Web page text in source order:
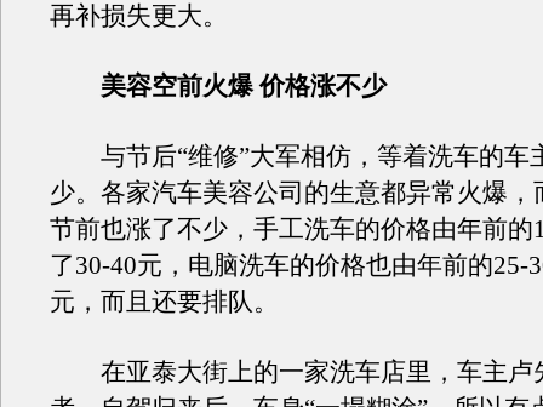
再补损失更大。
美容空前火爆 价格涨不少
与节后“维修”大军相仿，等着洗车的车
少。各家汽车美容公司的生意都异常火爆，
节前也涨了不少，手工洗车的价格由年前的
了30-40元，电脑洗车的价格也由年前的25-
元，而且还要排队。
在亚泰大街上的一家洗车店里，车主卢